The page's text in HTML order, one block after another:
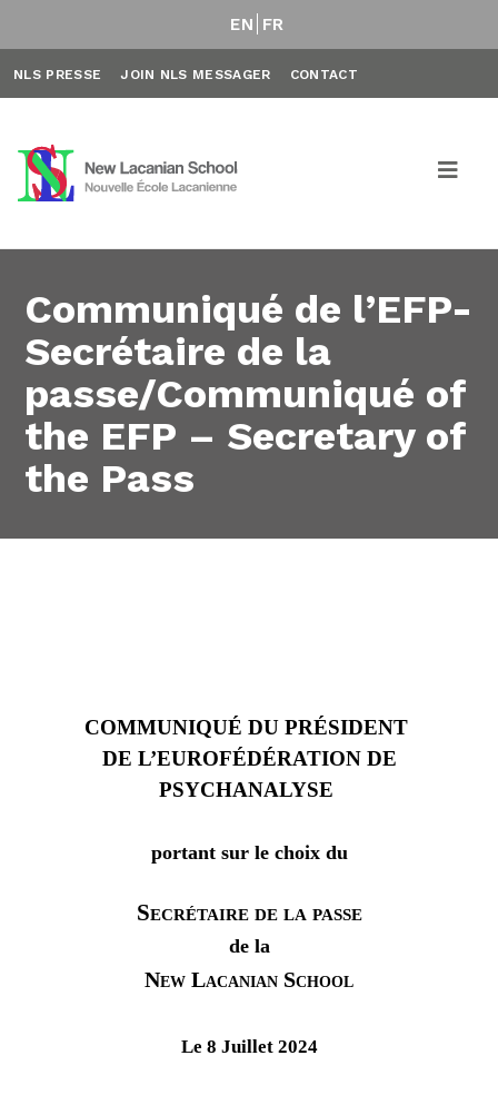
EN FR
NLS PRESSE JOIN NLS MESSAGER CONTACT
Communiqué de l’EFP-
Secrétaire de la
passe/Communiqué of
the EFP – Secretary of
the Pass
COMMUNIQUÉ DU PRÉSIDENT
DE L’EUROFÉDÉRATION DE
PSYCHANALYSE
portant sur le choix du
Secrétaire de la passe
de la
New Lacanian School
Le 8 Juillet 2024